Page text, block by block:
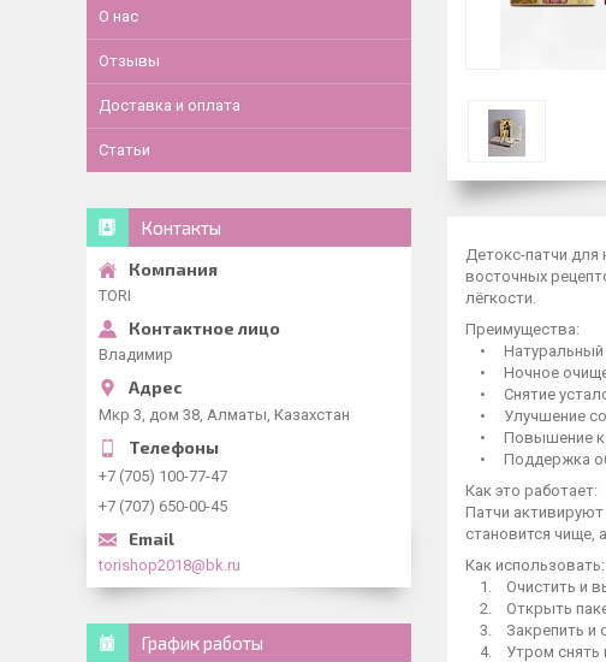
Детокс-патчи для
восточных
лёгкости.
Преимущества:
• Натуральный
• Ночное
• Снятие
• Улучшение
• Повышение
• Поддержка
Как это работает:
Патчи
становится чище,
Как использовать:
1. Очистить и
2. Открыть
3. Закрепить и
4. Утром снять
О нас
Отзывы
Доставка и оплата
Статьи
Контакты
TORI
Владимир
Мкр 3, дом 38, Алматы, Казахстан
+7 (705) 100-77-47
+7 (707) 650-00-45
torishop2018@bk.ru
График работы